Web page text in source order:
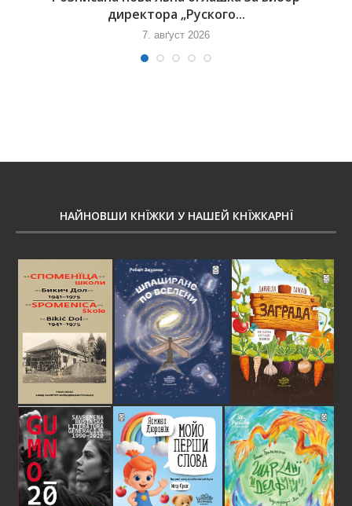
директора „Руского...
7. авґуст 2026
НАЙНОВШИ КНЇЖКИ У НАШЕЙ КНЇЖКАРНЇ